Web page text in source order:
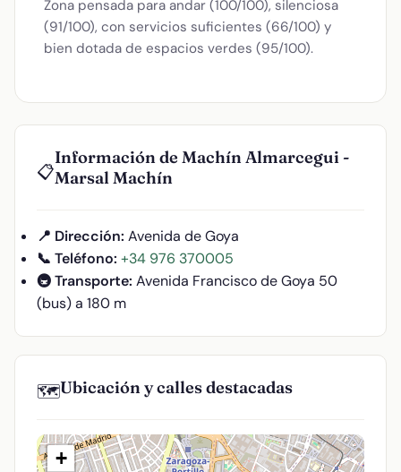
Zona pensada para andar (100/100), silenciosa
(91/100), con servicios suficientes (66/100) y
bien dotada de espacios verdes (95/100).
📋
Información de Machín Almarcegui -
Marsal Machín
📍 Dirección: Avenida de Goya
📞 Teléfono: +34 976 370005
🚇 Transporte: Avenida Francisco de Goya 50
(bus) a 180 m
🗺️Ubicación y calles destacadas
+